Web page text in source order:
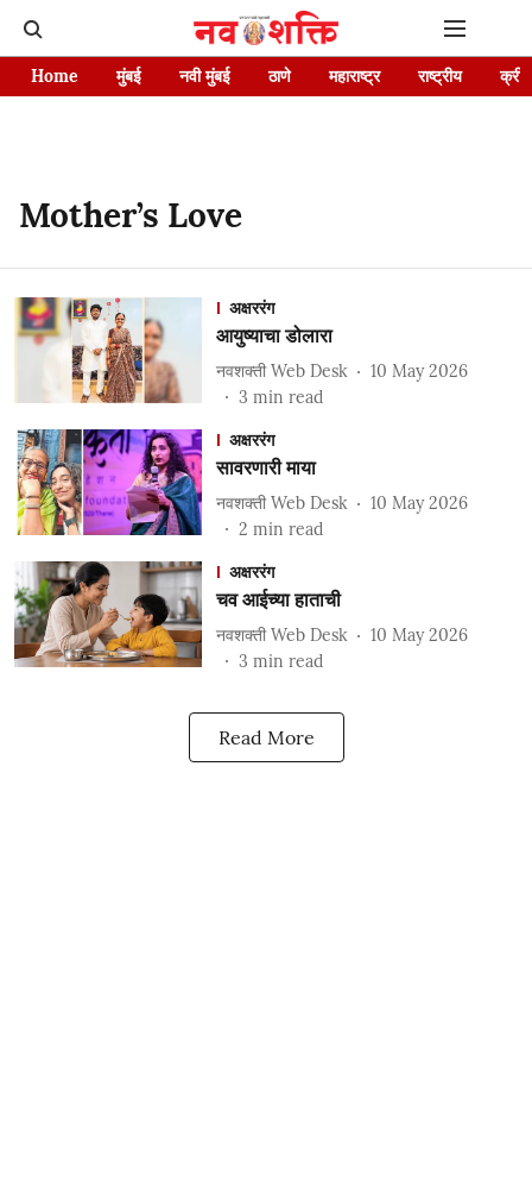
Home मुंबई नवी मुंबई ठाणे महाराष्ट्र राष्ट्रीय
Mother’s Love
अक्षररंग
आयुष्याचा डोलारा
नवशक्ती Web Desk
10 May 2026
3 min read
अक्षररंग
सावरणारी माया
नवशक्ती Web Desk
10 May 2026
2 min read
अक्षररंग
चव आईच्या हाताची
नवशक्ती Web Desk
10 May 2026
3 min read
Read More